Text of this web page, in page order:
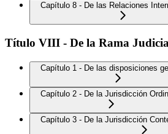
Capítulo 8 - De las Relaciones
Título VIII - De la Rama
Capítulo 1 - De las disposiciones
Capítulo 2 - De la Jurisdicción
Capítulo 3 - De la Jurisdicción